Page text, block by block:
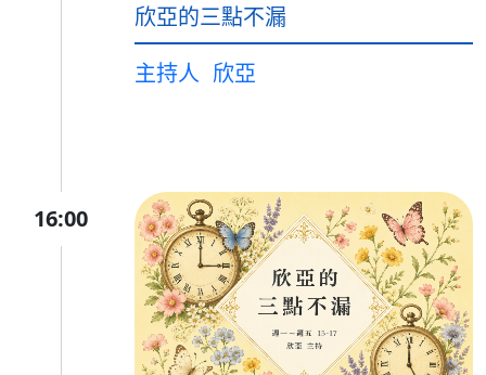
欣亞的三點不漏
主持人 欣亞
16:00